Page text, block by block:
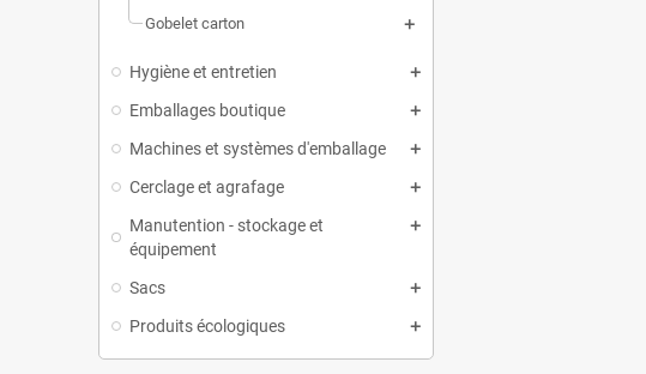
Gobelet carton
Hygiène et entretien
Emballages boutique
Machines et systèmes d'emballage
Cerclage et agrafage
Manutention - stockage et
équipement
Sacs
Produits écologiques